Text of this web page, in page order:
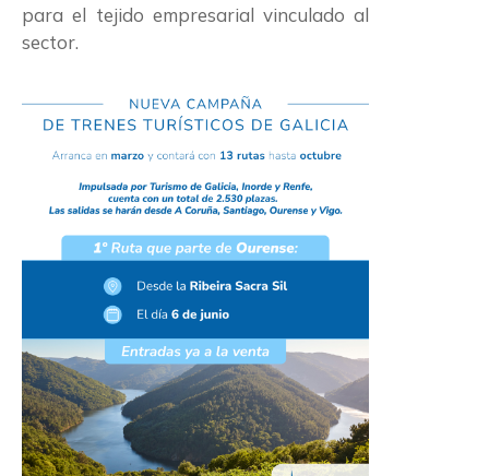
para el tejido empresarial vinculado al
sector.